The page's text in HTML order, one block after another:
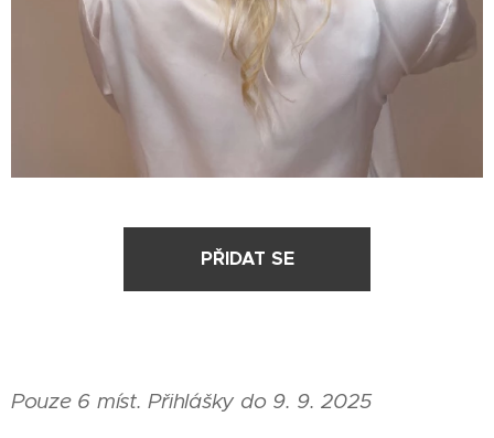
PŘIDAT SE
Pouze 6 míst. Přihlášky do 9. 9. 2025